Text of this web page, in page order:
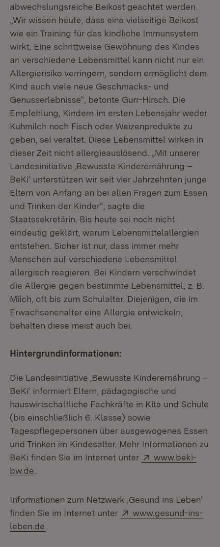
abwechslungsreiche Beikost geachtet werden.
„Wir wissen heute, dass eine vielseitige Beikost
wie ein Training für das kindliche Immunsystem
wirkt. Eine schrittweise Gewöhnung des Kindes
an verschiedene Lebensmittel kann nicht nur ein
Allergierisiko verringern, sondern ermöglicht dem
Kind auch viele neue Geschmacks- und
Genusserlebnisse“, betonte Gurr-Hirsch. Die
Empfehlung, Kindern im ersten Lebensjahr weder
Kuhmilch noch Fisch oder Weizenprodukte zu
geben, sei veraltet. Diese Lebensmittel wirken in
dieser Zeit nicht allergieauslösend. „Mit unserer
Landesinitiative ‚Bewusste Kinderernährung –
BeKi‘ unterstützen wir seit vier Jahrzehnten junge
Eltern von Anfang an bei allen Fragen zum Essen
und Trinken der Kinder“, sagte die
Staatssekretärin. Bis heute sei noch nicht
eindeutig geklärt, warum Lebensmittelallergien
entstehen. Sicher ist nur, dass immer mehr
Menschen auf verschiedene Lebensmittel
allergisch reagieren. Bei Kindern verschwindet
die Allergie gegen bestimmte Lebensmittel, z. B.
Milch, oft bis zum Schulalter. Diejenigen, die im
Erwachsenenalter eine Allergie entwickeln,
behalten diese meist auch bei.
Hintergrundinformationen:
Die Landesinitiative ‚Bewusste Kinderernährung –
BeKi‘ informiert Eltern, pädagogische und
hauswirtschaftliche Fachkräfte in Kita und Schule
(bis einschließlich 6. Klasse) sowie
Tagespflegepersonen über ausgewogenes Essen
und Trinken im Kindesalter. Mehr Informationen zu
BeKi finden Sie im Internet unter
Extern:
www.beki-
bw.de
Informationen zum Netzwerk ‚Gesund ins Leben‘
finden Sie im Internet unter
Extern:
www.gesund-ins-
leben.de